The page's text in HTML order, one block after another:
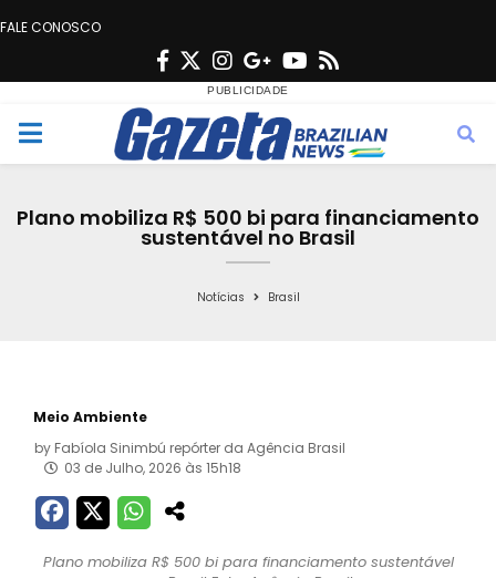
FALE CONOSCO
F
c
e
o
T
w
i
t
e
n
s
t
g
r
a
G
o
o
g
e
Y
u
t
b
s
M
Plano mobiliza R$ 500 bi para financiamento
sustentável no Brasil
Notícias Brasil
Meio Ambiente
by Fabíola Sinimbú repórter da Agência Brasil
03 de Julho, 2026 às 15h18
Plano mobiliza R$ 500 bi para financiamento sustentável